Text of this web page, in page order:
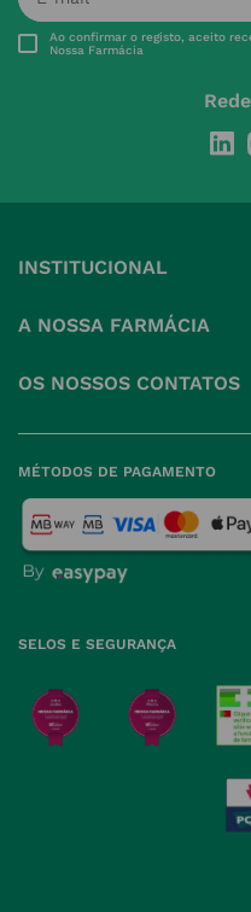
Ao confirmar o registo, aceito
Nossa Farmácia
INSTITUCIONAL
A NOSSA FARMÁCIA
Política de Privacidade
Política de Cookies
Política de Devoluções
OS NOSSOS CONTATOS
Farmácias perto de si
MÉTODOS DE PAGAMENTO
SELOS E SEGURANÇA